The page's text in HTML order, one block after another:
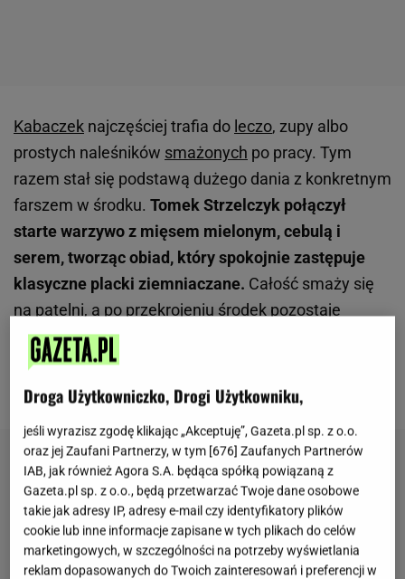
Kabaczek najczęściej trafia do leczo, zupy albo
prostych naleśników smażonych po pracy. Tym
razem stał się podstawą dużego dania z konkretnym
farszem w środku. Tomek Strzelczyk połączył
starte warzywo z mięsem mielonym, cebulą i
serem, tworząc obiad, który spokojnie zastępuje
klasyczne placki ziemniaczane. Całość smaży się
na patelni, a po przekrojeniu środek pozostaje
soczysty i dobrze doprawiony. Dzięki temu zwykła
cukiniasmakuje zupełnie inaczej niż w tradycyjnych
daniach.
Droga Użytkowniczko, Drogi Użytkowniku,
jeśli wyrazisz zgodę klikając „Akceptuję”, Gazeta.pl sp. z o.o.
oraz jej Zaufani Partnerzy, w tym [676] Zaufanych Partnerów
IAB, jak również Agora S.A. będąca spółką powiązaną z
Gazeta.pl sp. z o.o., będą przetwarzać Twoje dane osobowe
takie jak adresy IP, adresy e-mail czy identyfikatory plików
cookie lub inne informacje zapisane w tych plikach do celów
marketingowych, w szczególności na potrzeby wyświetlania
reklam dopasowanych do Twoich zainteresowań i preferencji w